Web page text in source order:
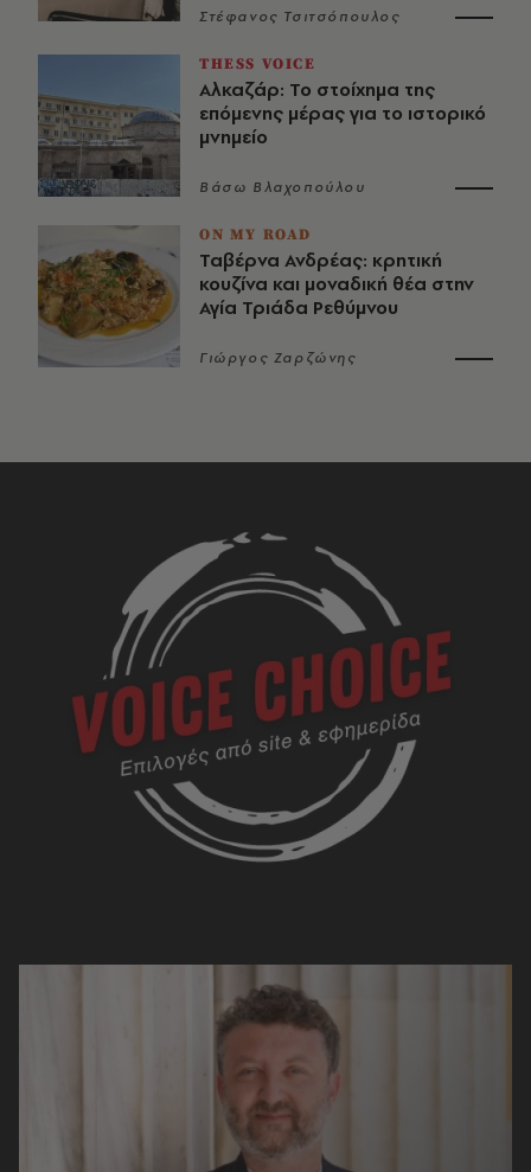
Στέφανος Τσιτσόπουλος
THESS VOICE
Αλκαζάρ: Το στοίχημα της
επόμενης μέρας για το ιστορικό
μνημείο
Βάσω Βλαχοπούλου
ON MY ROAD
Ταβέρνα Ανδρέας: κρητική
κουζίνα και μοναδική θέα στην
Αγία Τριάδα Ρεθύμνου
Γιώργος Ζαρζώνης